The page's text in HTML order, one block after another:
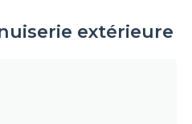
extérieure